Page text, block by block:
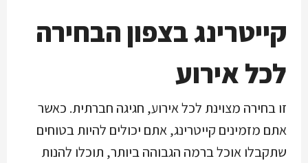
קייטרינג בצפון הבחירה
לכל אירוע
זו בחירה מצוינת לכל אירוע, חגיגה חברתית. כאשר
אתם מזמינים קייטרינג, אתם יכולים להיות בטוחים
שתקבלו אוכל ברמה הגבוהה ביותר, תוכלו להנות